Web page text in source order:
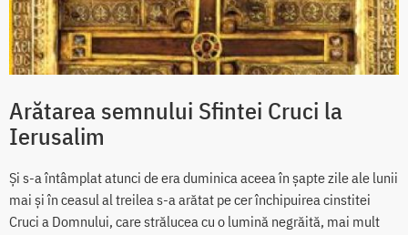
Arătarea semnului Sfintei Cruci la
Ierusalim
Și s-a întâmplat atunci de era duminica aceea în șapte zile ale lunii
mai și în ceasul al treilea s-a arătat pe cer închipuirea cinstitei
Cruci a Domnului, care strălucea cu o lumină negrăită, mai mult